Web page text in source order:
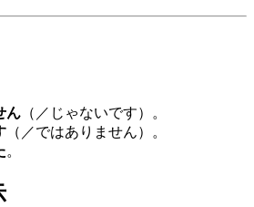
ん （／じゃないです）。
（／ではありません）。
。